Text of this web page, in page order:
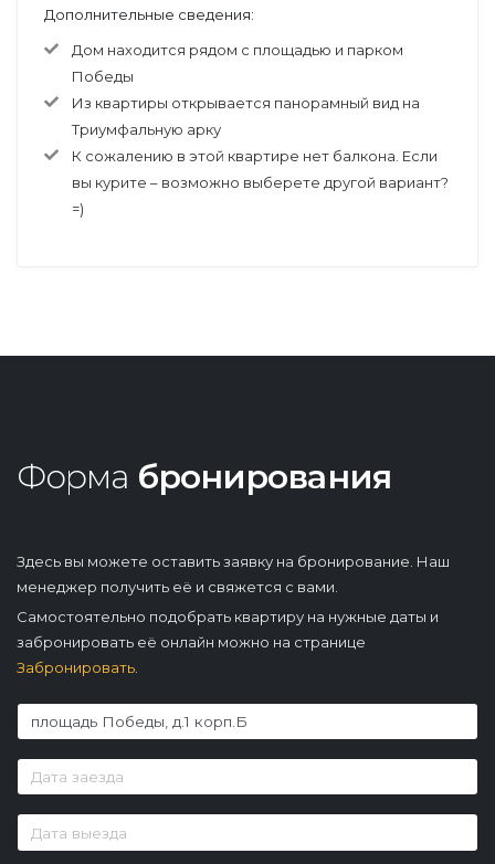
Дополнительные сведения:
Дом находится рядом с площадью и парком
Победы
Из квартиры открывается панорамный вид на
Триумфальную арку
К сожалению в этой квартире нет балкона. Если
вы курите – возможно выберете другой вариант?
=)
Форма бронирования
Здесь вы можете оставить заявку на бронирование. Наш
менеджер получить её и свяжется с вами.
Самостоятельно подобрать квартиру на нужные даты и
забронировать её онлайн можно на странице
Забронировать